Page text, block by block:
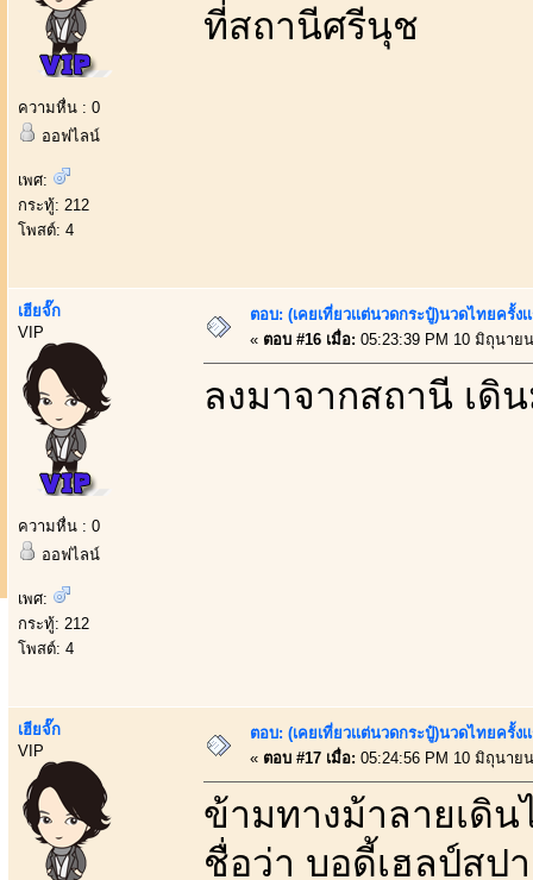
ความหื่น : 0
ออฟไลน์
เพศ:
กระทู้: 212
โพสต์: 4
ที่สถานีศรีนุช
เฮียจั๊ก
VIP
ความหื่น : 0
ออฟไลน์
เพศ:
กระทู้: 212
โพสต์: 4
ตอบ: (เคยเที่ยวเเต่นวดกระปู๋)นวดไทยครั้ง
« ตอบ #16 เมื่อ: 05:23:39 PM 10 มิถุนาย
ลงมาจากสถานี เดิ
เฮียจั๊ก
VIP
ตอบ: (เคยเที่ยวเเต่นวดกระปู๋)นวดไทยครั้ง
« ตอบ #17 เมื่อ: 05:24:56 PM 10 มิถุนาย
ข้ามทางม้าลายเดิน
ชื่อว่า บอดี้เฮลป์สป